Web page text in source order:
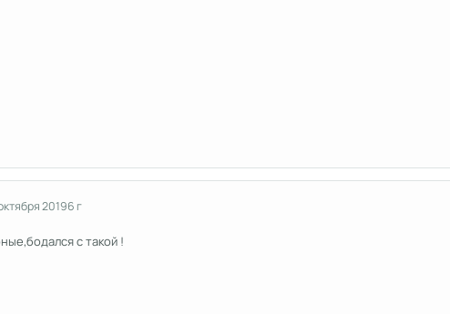
20196 г
с такой !